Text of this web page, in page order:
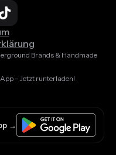
Brands & Handmade
– Jetzt runterladen!
→